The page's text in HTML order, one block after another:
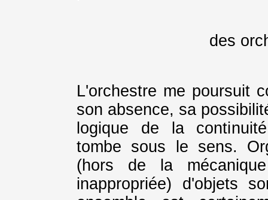
des
L'orchestre me poursuit
son absence, sa
logique de la
tombe sous le sens.
(hors de la
inappropriée) d'objets